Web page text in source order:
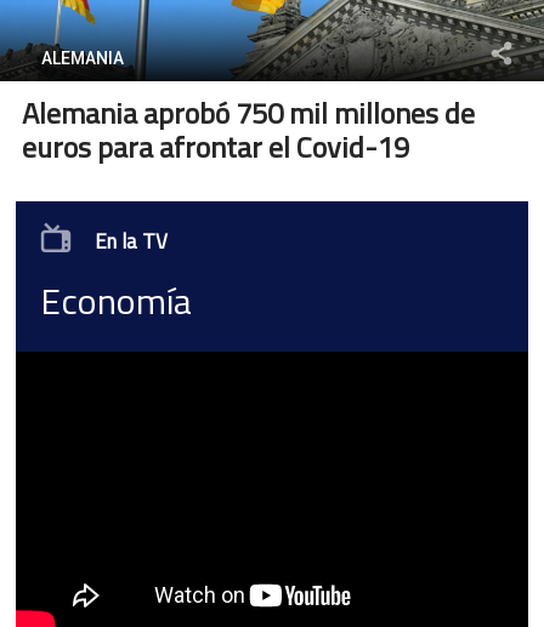
ALEMANIA
Alemania aprobó 750 mil millones de
euros para afrontar el Covid-19
En la TV
Economía